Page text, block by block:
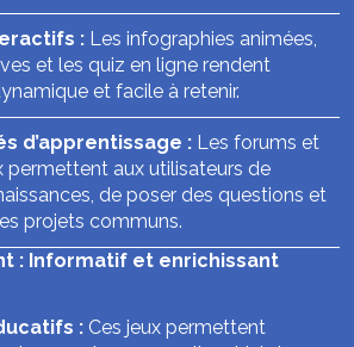
: Les infographies animées,
et les quiz en ligne rendent
et facile à retenir.
d’apprentissage : Les forums et
permettent aux utilisateurs de
de poser des questions et
projets communs.
: Informatif et enrichissant
: Ces jeux permettent